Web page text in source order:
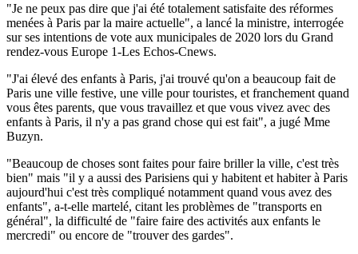
"Je ne peux pas dire que j'ai été totalement satisfaite des réformes
menées à Paris par la maire actuelle", a lancé la ministre, interrogée
sur ses intentions de vote aux municipales de 2020 lors du Grand
rendez-vous Europe 1-Les Echos-Cnews.
"J'ai élevé des enfants à Paris, j'ai trouvé qu'on a beaucoup fait de
Paris une ville festive, une ville pour touristes, et franchement quand
vous êtes parents, que vous travaillez et que vous vivez avec des
enfants à Paris, il n'y a pas grand chose qui est fait", a jugé Mme
Buzyn.
"Beaucoup de choses sont faites pour faire briller la ville, c'est très
bien" mais "il y a aussi des Parisiens qui y habitent et habiter à Paris
aujourd'hui c'est très compliqué notamment quand vous avez des
enfants", a-t-elle martelé, citant les problèmes de "transports en
général", la difficulté de "faire faire des activités aux enfants le
mercredi" ou encore de "trouver des gardes".